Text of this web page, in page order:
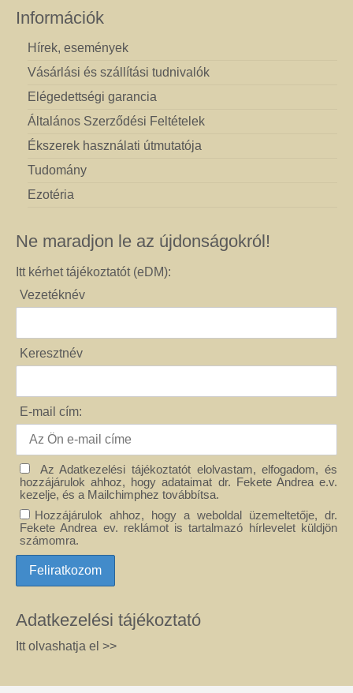
Információk
Hírek, események
Vásárlási és szállítási tudnivalók
Elégedettségi garancia
Általános Szerződési Feltételek
Ékszerek használati útmutatója
Tudomány
Ezotéria
Ne maradjon le az újdonságokról!
Itt kérhet tájékoztatót (eDM):
Vezetéknév
Keresztnév
E-mail cím:
Az Adatkezelési tájékoztatót elolvastam, elfogadom, és
hozzájárulok ahhoz, hogy adataimat dr. Fekete Andrea e.v.
kezelje, és a Mailchimphez továbbítsa.
Hozzájárulok ahhoz, hogy a weboldal üzemeltetője, dr.
Fekete Andrea ev. reklámot is tartalmazó hírlevelet küldjön
számomra.
Adatkezelési tájékoztató
Itt olvashatja el >>